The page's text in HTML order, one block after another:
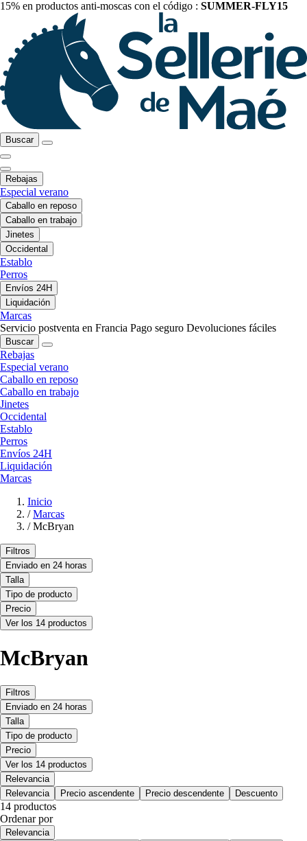
15% en productos anti-moscas con el código : SUMMER-FLY15
Buscar
Rebajas
Especial verano
Caballo en reposo
Caballo en trabajo
Jinetes
Occidental
Establo
Perros
Envíos 24H
Liquidación
Marcas
Servicio postventa en Francia Pago seguro Devoluciones fáciles
Buscar
Rebajas
Especial verano
Caballo en reposo
Caballo en trabajo
Jinetes
Occidental
Establo
Perros
Envíos 24H
Liquidación
Marcas
Inicio
/ Marcas
/ McBryan
Filtros
Enviado en 24 horas
Talla
Tipo de producto
Precio
Ver los 14 productos
McBryan
Filtros
Enviado en 24 horas
Talla
Tipo de producto
Precio
Ver los 14 productos
Relevancia
Relevancia
Precio ascendente Precio descendente Descuento
14 productos
Ordenar por
Relevancia